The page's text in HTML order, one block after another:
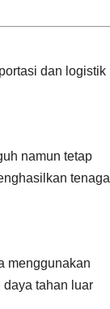
dan logistik
namun tetap
tenaga
menggunakan
tahan luar